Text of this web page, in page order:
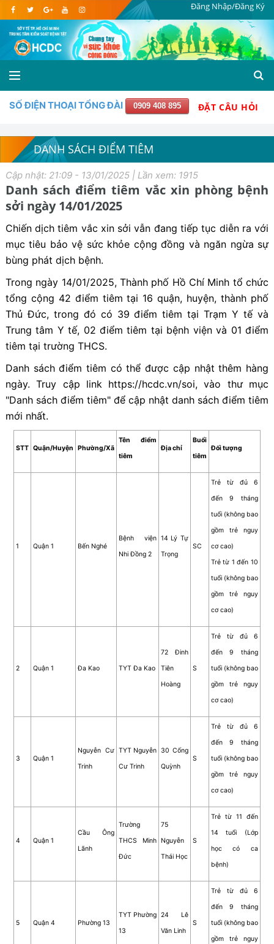
Đăng Nhập/Đăng Ký
SỐ ĐIỆN THOẠI TỔNG ĐÀI 0909 408 895 ĐẶT CÂU HỎI
DANH SÁCH ĐIỂM TIÊM
Cập nhật: 21:09 - 13/01/2025 | Lần xem: 1915
Danh sách điểm tiêm vắc xin phòng bệnh
sởi ngày 14/01/2025
Chiến dịch tiêm vắc xin sởi vẫn đang tiếp tục diễn ra với
mục tiêu bảo vệ sức khỏe cộng đồng và ngăn ngừa sự
bùng phát dịch bệnh.
Trong ngày 14/01/2025, Thành phố Hồ Chí Minh tổ chức
tổng cộng 42 điểm tiêm tại 16 quận, huyện, thành phố
Thủ Đức, trong đó có 39 điểm tiêm tại Trạm Y tế và
Trung tâm Y tế, 02 điểm tiêm tại bệnh viện và 01 điểm
tiêm tại trường THCS.
Danh sách điểm tiêm có thể được cập nhật thêm hàng
ngày. Truy cập link https://hcdc.vn/soi, vào thư mục
"Danh sách điểm tiêm" để cập nhật danh sách điểm tiêm
mới nhất.
STT Quận/Huyện Phường/Xã
Tên điểm
tiêm
Địa chỉ
Buổi
tiêm
Đối tượng
1 Quận 1 Bến Nghé
Bệnh viện
Nhi Đồng 2
14 Lý Tự
Trọng
SC
Trẻ từ đủ 6
đến 9 tháng
tuổi (không bao
gồm trẻ nguy
cơ cao)
Trẻ từ 1 đến 10
tuổi (không bao
gồm trẻ nguy
cơ cao)
2 Quận 1 Đa Kao TYT Đa Kao
72 Đinh
Tiên
Hoàng
S
Trẻ từ đủ 6
đến 9 tháng
tuổi (không bao
gồm trẻ nguy
cơ cao)
3 Quận 1
Nguyễn Cư
Trinh
TYT Nguyễn
Cư Trinh
30 Cống
Quỳnh
S
Trẻ từ đủ 6
đến 9 tháng
tuổi (không bao
gồm trẻ nguy
cơ cao)
4 Quận 1
Cầu Ông
Lãnh
Trường
THCS Minh
Đức
75
Nguyễn
Thái Học
S
Trẻ từ 11 đến
14 tuổi (Lớp
học có ca
bệnh)
5 Quận 4 Phường 13
TYT Phường
13
24 Lê
Văn Linh
S
Trẻ từ đủ 6
đến 9 tháng
tuổi (không bao
gồm trẻ nguy